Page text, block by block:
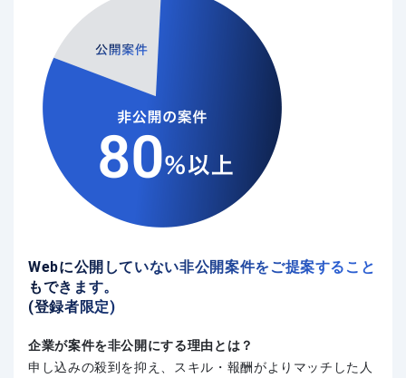
Webに公開していない非公開案件をご提案すること
もできます。
(登録者限定)
企業が案件を非公開にする理由とは？
申し込みの殺到を抑え、スキル・報酬がよりマッチした人